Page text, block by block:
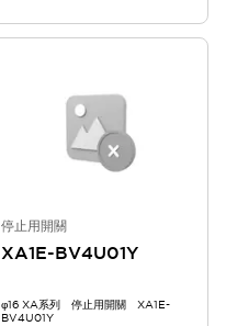
停止用開關
XA1E-BV4U01Y
φ16 XA系列 停止用開關 XA1E-
BV4U01Y